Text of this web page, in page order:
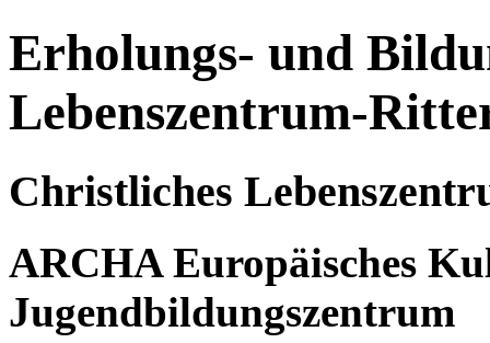
Erholungs- und
Lebenszentrum-
Christliches
ARCHA Europäisches
Jugendbildungszentrum